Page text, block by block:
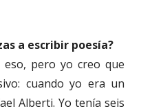
a escribir poesía?
eso, pero yo creo que
cuando yo era un
Alberti. Yo tenía seis